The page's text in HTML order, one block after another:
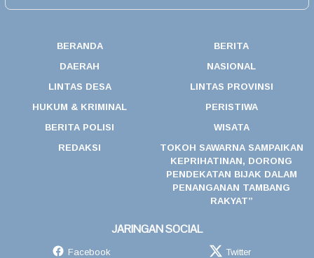
BERANDA
BERITA
DAERAH
NASIONAL
LINTAS DESA
LINTAS PROVINSI
HUKUM & KRIMINAL
PERISTIWA
BERITA POLISI
WISATA
REDAKSI
TOKOH SAWARNA SAMPAIKAN
KEPRIHATINAN, DORONG
PENDEKATAN BIJAK DALAM
PENANGANAN TAMBANG
RAKYAT”
JARINGAN SOCIAL
Facebook
Twitter